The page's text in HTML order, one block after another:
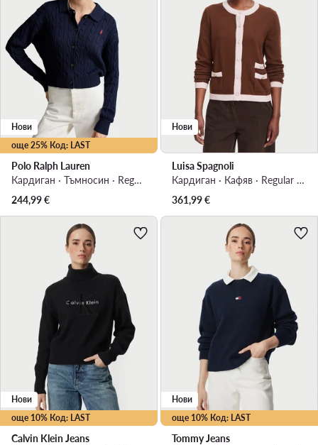
още 25% Код: LAST
Нови
Polo Ralph Lauren
Кардиган · Тъмносин · Regular Fit
244,99€
Нови
Luisa Spagnoli
Кардиган · Кафяв · Regular Fit
361,99€
още 10% Код: LAST
Нови
Calvin Klein Jeans
още 10% Код: LAST
Нови
Tommy Jeans